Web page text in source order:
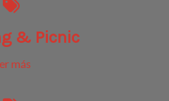
& Picnic
más